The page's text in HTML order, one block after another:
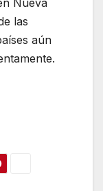
Nueva
las
aún